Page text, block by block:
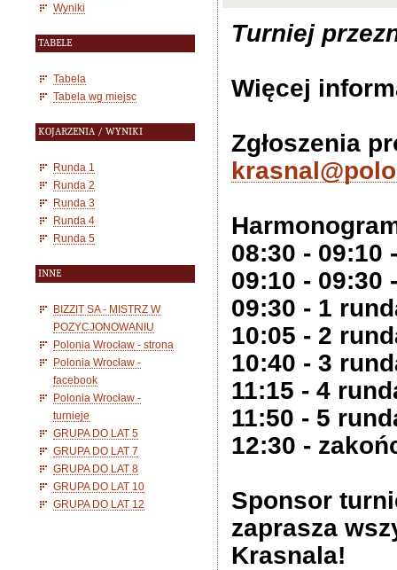
Wyniki
TABELE
Tabela
Tabela wg miejsc
KOJARZENIA / WYNIKI
Runda 1
Runda 2
Runda 3
Runda 4
Runda 5
INNE
BIZZIT SA - MISTRZ W
POZYCJONOWANIU
Polonia Wrocław - strona
Polonia Wrocław -
facebook
Polonia Wrocław -
turnieje
GRUPA DO LAT 5
GRUPA DO LAT 7
GRUPA DO LAT 8
GRUPA DO LAT 10
GRUPA DO LAT 12
Turniej
Więcej
Zgłoszenia
08:30 - 09:10
09:10 - 09:30
09:30 - 1
10:05 - 2
10:40 - 3
11:15 - 4
11:50 - 5
12:30 -
Sponsor
zaprasza
Krasnala!